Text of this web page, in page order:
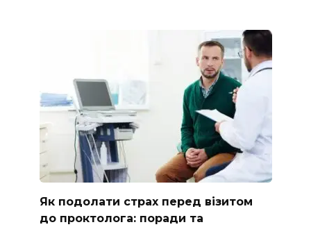
Як подолати страх перед візитом
до проктолога: поради та